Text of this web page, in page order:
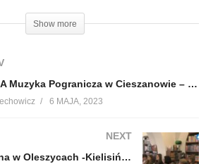
Show more
MUZA Muzyka Pogranicza w Cieszanowie – Joryj Kłoc
6 MAJA, 2023
NEXT
Biblioteka Publiczna w Oleszycach -Kielisiński w Oleszycach